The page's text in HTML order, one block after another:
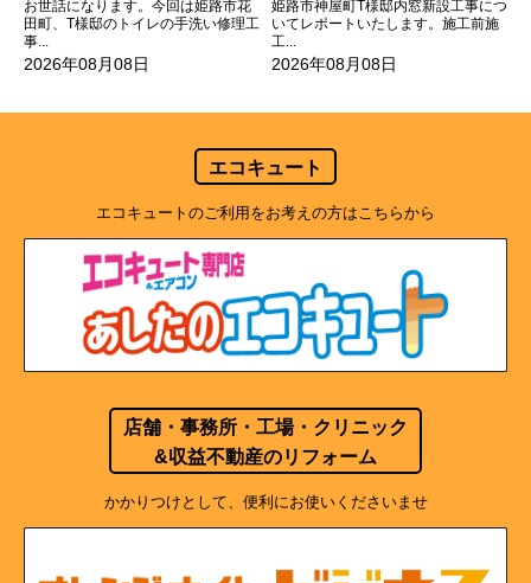
お世話になります。今回は姫路市花
田町、T様邸のトイレの手洗い修理工
事...
2026年08月08日
姫路市神屋町T様邸内窓新設工事につ
いてレポートいたします。施工前施
工...
2026年08月08日
エコキュート
エコキュートのご利用をお考えの方はこちらから
店舗・事務所・工場・クリニック
&収益不動産のリフォーム
かかりつけとして、便利にお使いくださいませ